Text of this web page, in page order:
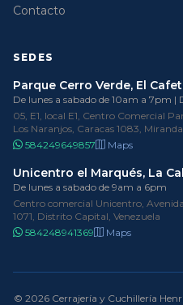
Contacto
SEDES
Parque Cerro Verde, El
De lunes a sabado de 10am a 7pm |
05, E1, local E1, Centro Comercial
Los Naranjos, Caracas 1083,
584249649857
Maps
Unicentro el Marqués, La
De lunes a sabado de 9am a 6pm
Centro comercial Unicentro,
1071, Distrito Capital, Venezuela
584248941369
Maps
© 2026 Cerrajería y Cuchillería